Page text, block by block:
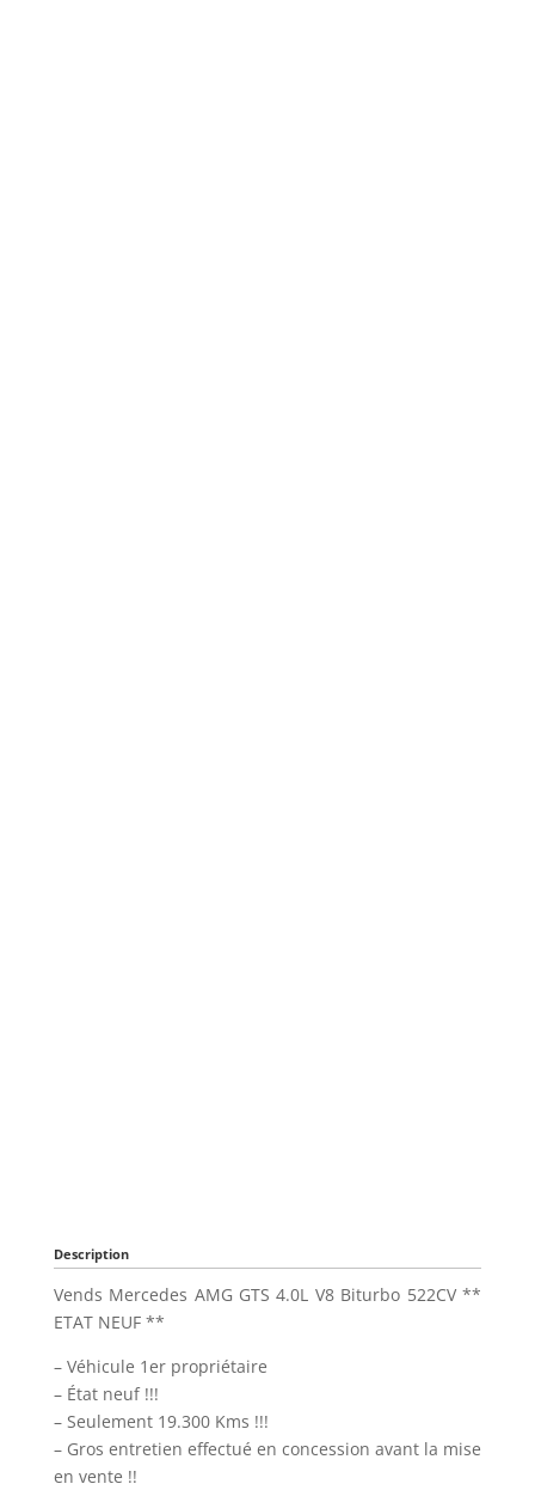
Description
Vends Mercedes AMG GTS 4.0L V8 Biturbo 522CV **
ETAT NEUF **
– Véhicule 1er propriétaire
– État neuf !!!
– Seulement 19.300 Kms !!!
– Gros entretien effectué en concession avant la mise
en vente !!